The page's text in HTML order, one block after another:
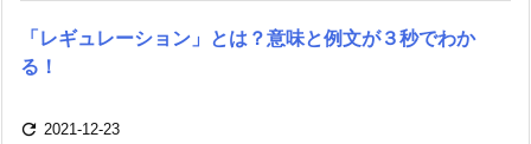
「レギュレーション」とは？意味と例文が３秒でわか
る！
 2021-12-23